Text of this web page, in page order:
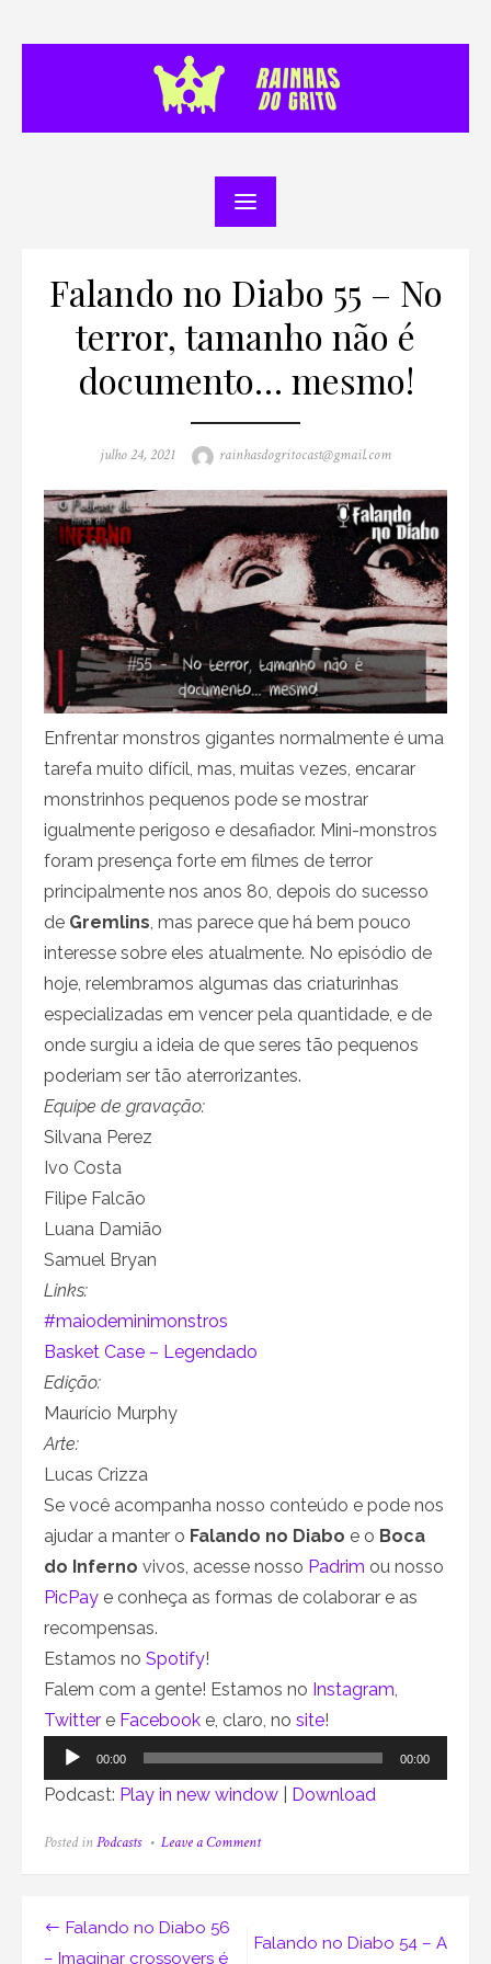
Falando no Diabo 55 – No
terror, tamanho não é
documento… mesmo!
Posted
julho 24, 2021 Author
rainhasdogritocast@gmail.com
Enfrentar monstros gigantes normalmente é uma
tarefa muito difícil, mas, muitas vezes, encarar
monstrinhos pequenos pode se mostrar
igualmente perigoso e desafiador. Mini-monstros
foram presença forte em filmes de terror
principalmente nos anos 80, depois do sucesso
de Gremlins, mas parece que há bem pouco
interesse sobre eles atualmente. No episódio de
hoje, relembramos algumas das criaturinhas
especializadas em vencer pela quantidade, e de
onde surgiu a ideia de que seres tão pequenos
poderiam ser tão aterrorizantes.
Equipe de gravação:
Silvana Perez
Ivo Costa
Filipe Falcão
Luana Damião
Samuel Bryan
Links:
#maiodeminimonstros
Basket Case – Legendado
Edição:
Maurício Murphy
Arte:
Lucas Crizza
Se você acompanha nosso conteúdo e pode nos
ajudar a manter o Falando no Diabo e o Boca
do Inferno vivos, acesse nosso Padrim ou nosso
PicPay e conheça as formas de colaborar e as
recompensas.
Estamos no Spotify!
Falem com a gente! Estamos no Instagram,
Twitter e Facebook e, claro, no site!
Tocador
de
00:00 00:00
Podcast: Play in new window Download
Posted in Podcasts Leave a Commenton
–
No
Navegação
Falando no Diabo 54 – A
Falando no Diabo 56
– Imaginar crossovers é